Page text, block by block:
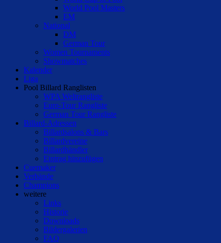
World Pool Masters
EM
National
DM
German Tour
Women Tournaments
Showmatches
Kalender
Liga
Pool Billard Ranglisten
WPA Weltrangliste
Euro-Tour Rangliste
German Tour Rangliste
Billard-Adressen
Billardsalons & Bars
Billardvereine
Billardhändler
Eintrag hinzufügen
Cuemaker
Verbände
Champions
weitere
Links
Historie
Downloads
Bildergalerien
FAQ